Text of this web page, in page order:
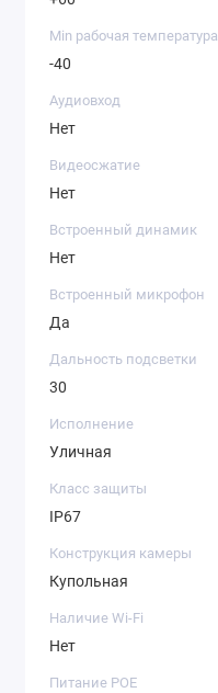
Min рабочая температура
-40
Аудиовход
Нет
Видеосжатие
Нет
Встроенный динамик
Нет
Встроенный микрофон
Да
Дальность подсветки
30
Исполнение
Уличная
Класс защиты
IP67
Конструкция камеры
Купольная
Наличие Wi-Fi
Нет
Питание POE